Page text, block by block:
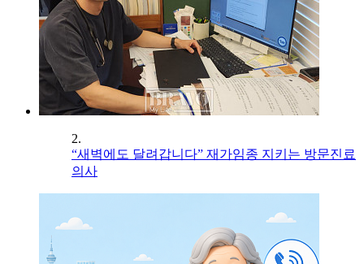
2.
“새벽에도 달려갑니다” 재가임종 지키는 방문진료
의사